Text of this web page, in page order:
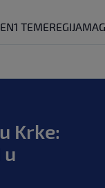
N1 TEMEREGIJA
Krke:
u